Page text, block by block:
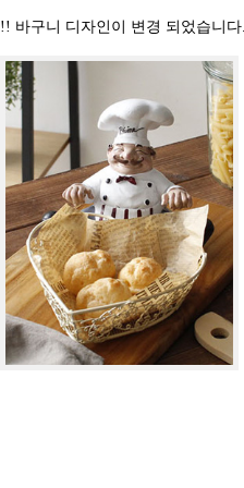
!! 바구니 디자인이 변경 되었습니다.